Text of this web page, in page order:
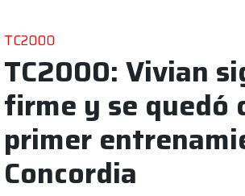
TC2000
TC2000: Vivian
firme y se quedó
primer
Concordia